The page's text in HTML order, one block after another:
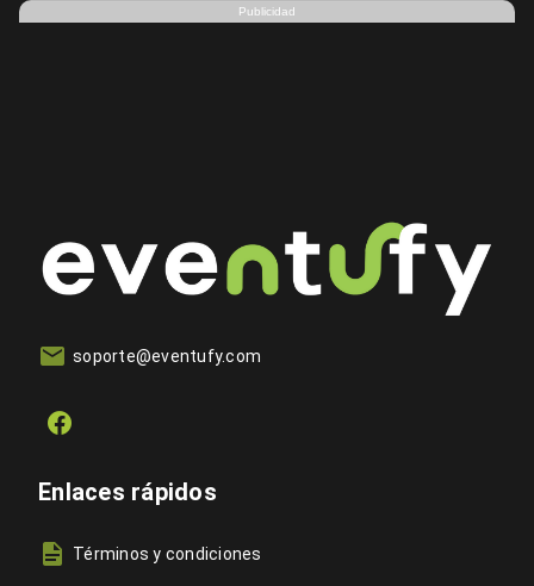
Publicidad
soporte@eventufy.com
Enlaces rápidos
Términos y condiciones